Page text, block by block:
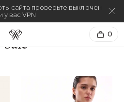
сайта проверьте выключен
у вас VPN
0
Sale